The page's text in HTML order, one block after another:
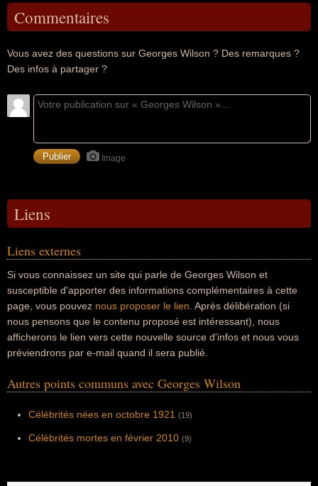
Commentaires
Vous avez des questions sur Georges Wilson ? Des remarques ?
Des infos à partager ?
Image
Liens
Liens externes
Si vous connaissez un site qui parle de Georges Wilson et
susceptible d'apporter des informations complémentaires à cette
page, vous pouvez nous proposer le lien . Après délibération (si
nous pensons que le contenu proposé est intéressant), nous
afficherons le lien vers cette nouvelle source d'infos et nous vous
préviendrons par e-mail quand il sera publié.
Autres points communs avec Georges Wilson
Célébrités nées en octobre 1921 (19)
Célébrités mortes en février 2010 (9)